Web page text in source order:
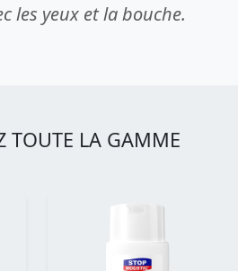
les yeux et la bouche.
TOUTE LA GAMME